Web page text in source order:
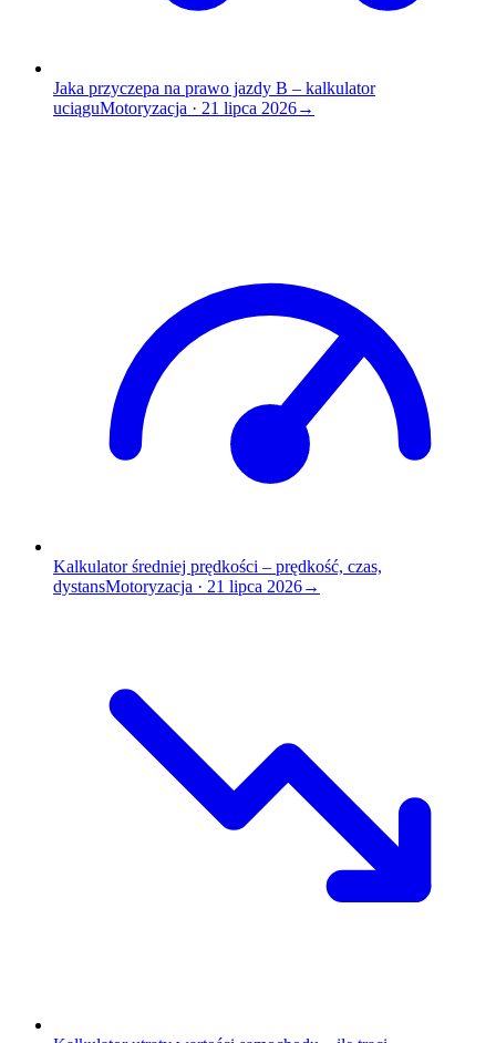
Jaka przyczepa na prawo jazdy B – kalkulator
uciąguMotoryzacja · 21 lipca 2026→
Kalkulator średniej prędkości – prędkość, czas,
dystansMotoryzacja · 21 lipca 2026→